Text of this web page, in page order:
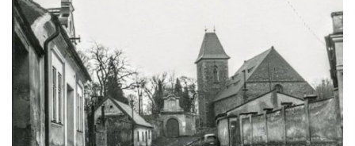
OSTATNÍ
ODKAZY
O NÁS